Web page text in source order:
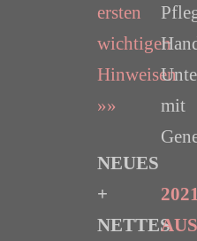
ersten
wichtigen
Hinweisen
»»
NEUES
+
NETTES
mit
2021